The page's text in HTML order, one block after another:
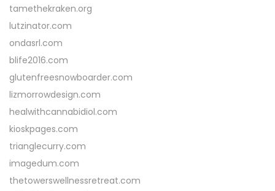
tamethekraken.org
lutzinator.com
ondasrl.com
blife2016.com
glutenfreesnowboarder.com
lizmorrowdesign.com
healwithcannabidiol.com
kioskpages.com
trianglecurry.com
imagedum.com
thetowerswellnessretreat.com